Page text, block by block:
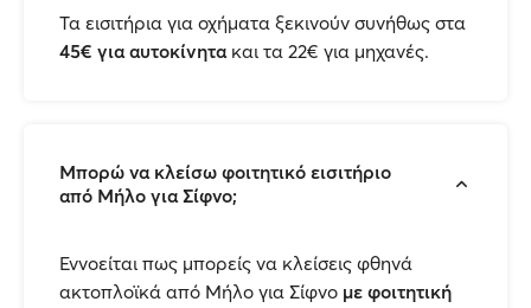
Τα εισιτήρια για οχήματα ξεκινούν συνήθως στα
45€ για αυτοκίνητακαι τα 22€ για μηχανές.
Μπορώ να κλείσω φοιτητικό εισιτήριο
από Μήλο για Σίφνο;
Εννοείται πως μπορείς να κλείσεις φθηνά
ακτοπλοϊκά από Μήλο για Σίφνο με φοιτητική